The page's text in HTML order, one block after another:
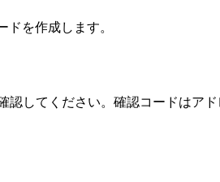
を作成します。
してください。確認コードはア